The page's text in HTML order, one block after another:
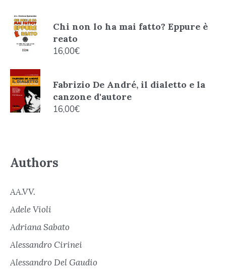
Chi non lo ha mai fatto? Eppure è
reato
16,00€
Fabrizio De André, il dialetto e la
canzone d'autore
16,00€
Authors
AA.VV.
Adele Violi
Adriana Sabato
Alessandro Cirinei
Alessandro Del Gaudio